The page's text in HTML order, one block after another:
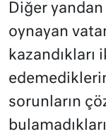
Diğer
oynayan
sorunların